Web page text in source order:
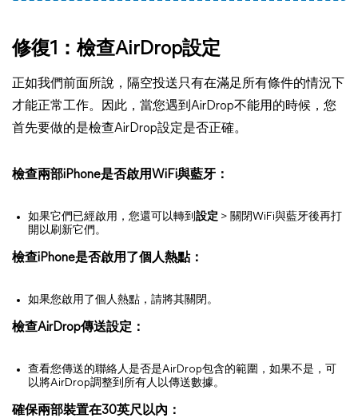
修復1：檢查AirDrop設定
正如我們前面所說，隔空投送只有在滿足所有條件的情況下
才能正常工作。因此，當您遇到AirDrop不能用的時候，您
首先要做的是檢查AirDrop設定是否正確。
檢查兩部iPhone是否啟用WiFi與藍牙：
如果它們已經啟用，您還可以轉到設定 > 關閉WiFi與藍牙後再打
開以刷新它們。
檢查iPhone是否啟用了個人熱點：
如果您啟用了個人熱點，請將其關閉。
檢查AirDrop傳送設定：
查看您傳送的聯絡人是否是AirDrop包含的範圍，如果不是，可
以將AirDrop調整到所有人以傳送數據。
確保兩部裝置在30英尺以內：